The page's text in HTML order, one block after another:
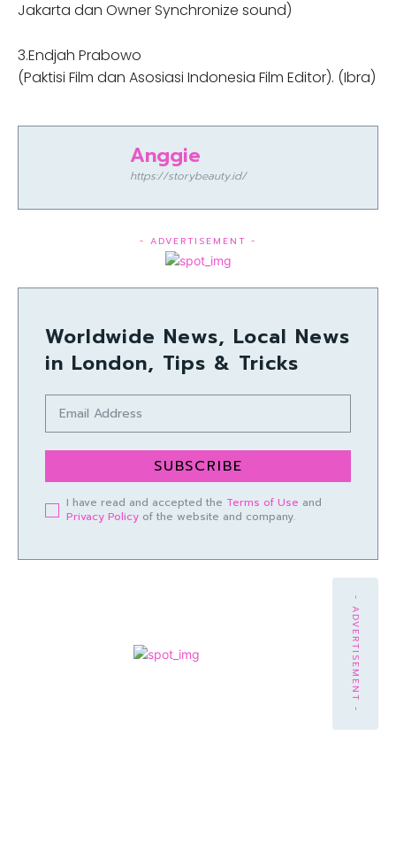
Jakarta dan Owner Synchronize sound)
3.Endjah Prabowo
(Paktisi Film dan Asosiasi Indonesia Film Editor). (Ibra)
Anggie
https://storybeauty.id/
- ADVERTISEMENT -
Worldwide News, Local News
in London, Tips & Tricks
SUBSCRIBE
I have read and accepted the Terms of Use and
Privacy Policy of the website and company.
- ADVERTISEMENT -